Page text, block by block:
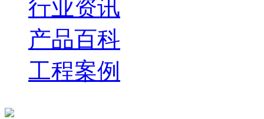
行业资讯
产品百科
工程案例